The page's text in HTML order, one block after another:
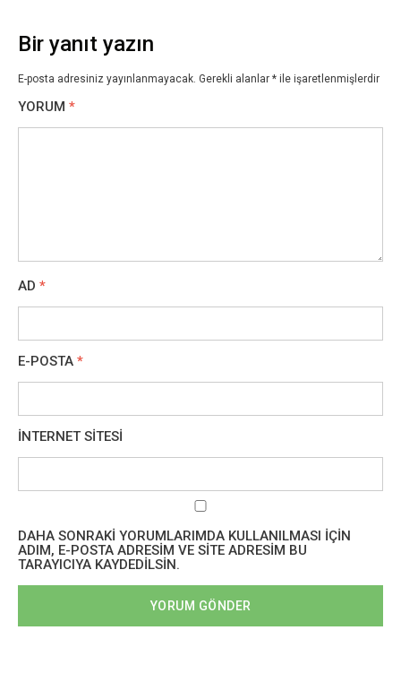
Bir yanıt yazın
E-posta adresiniz yayınlanmayacak. Gerekli alanlar * ile işaretlenmişlerdir
YORUM *
AD *
E-POSTA *
İNTERNET SITESI
DAHA SONRAKI YORUMLARIMDA KULLANILMASI IÇIN
ADIM, E-POSTA ADRESIM VE SITE ADRESIM BU
TARAYICIYA KAYDEDILSIN.